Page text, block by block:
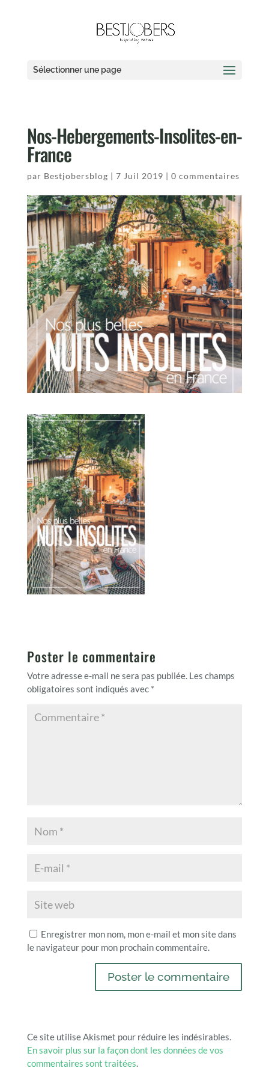
Sélectionner une page
Nos-Hebergements-Insolites-en-
France
par Bestjobersblog | 7 Juil 2019 | 0 commentaires
Poster le commentaire
Votre adresse e-mail ne sera pas publiée. Les champs
obligatoires sont indiqués avec *
Enregistrer mon nom, mon e-mail et mon site dans
le navigateur pour mon prochain commentaire.
Ce site utilise Akismet pour réduire les indésirables.
En savoir plus sur la façon dont les données de vos
commentaires sont traitées.